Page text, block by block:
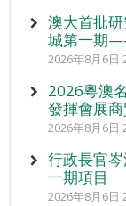
澳大首批
城第一期
2026年8月6日
2026粵澳
發揮會展
2026年8月6日
行政長官
一期項目
2026年8月6日